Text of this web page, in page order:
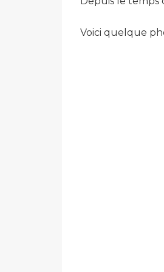
Voici quelque